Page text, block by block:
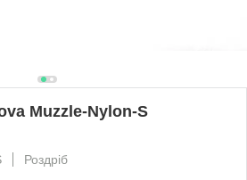
Muzzle-Nylon-S
Роздріб